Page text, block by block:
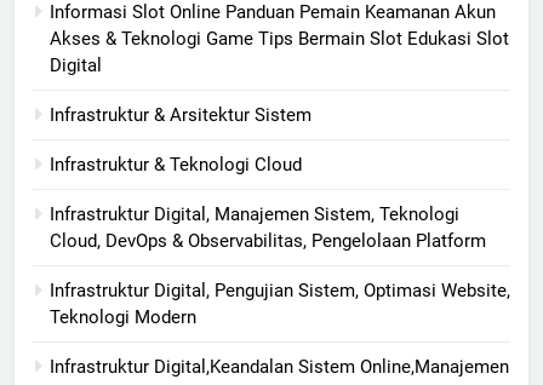
Informasi Slot Online Panduan Pemain Keamanan Akun
Akses & Teknologi Game Tips Bermain Slot Edukasi Slot
Digital
Infrastruktur & Arsitektur Sistem
Infrastruktur & Teknologi Cloud
Infrastruktur Digital, Manajemen Sistem, Teknologi
Cloud, DevOps & Observabilitas, Pengelolaan Platform
Infrastruktur Digital, Pengujian Sistem, Optimasi Website,
Teknologi Modern
Infrastruktur Digital,Keandalan Sistem Online,Manajemen